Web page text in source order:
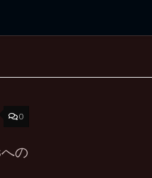
0
の